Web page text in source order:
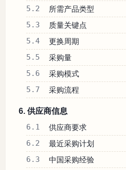
5.2 所需产品类型
5.3 质量关键点
5.4 更换周期
5.5 采购量
5.6 采购模式
5.7 采购流程
6. 供应商信息
6.1 供应商要求
6.2 最近采购计划
6.3 中国采购经验